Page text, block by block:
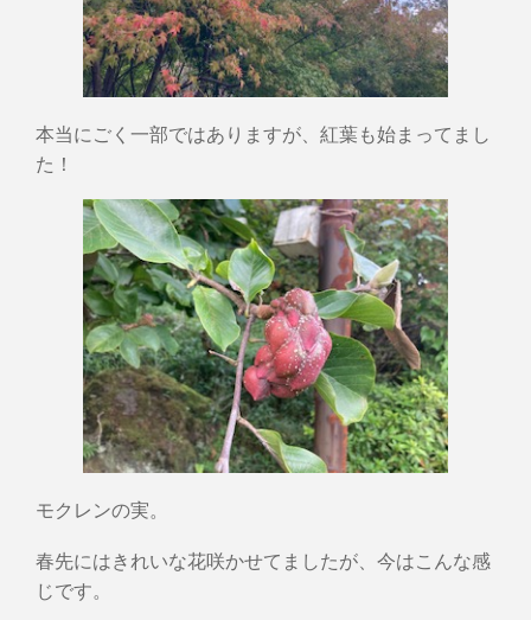
本当にごく一部ではありますが、紅葉も始まってまし
た！
モクレンの実。
春先にはきれいな花咲かせてましたが、今はこんな感
じです。